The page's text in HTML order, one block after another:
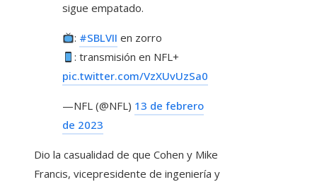
sigue empatado.
: #SBLVII en zorro
: transmisión en NFL+
pic.twitter.com/VzXUvUzSa0
—NFL (@NFL) 13 de febrero
de 2023
Dio la casualidad de que Cohen y Mike
Francis, vicepresidente de ingeniería y